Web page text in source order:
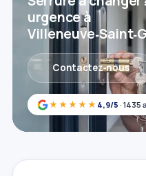
★★★★★ 4,9/5 ·
urgence à
Contactez‑nous